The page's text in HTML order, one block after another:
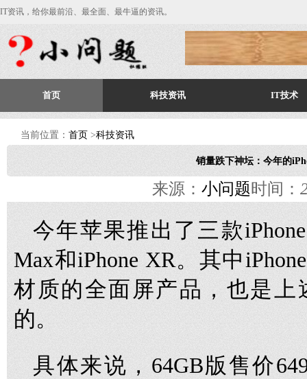
IT资讯，给你最前沿、最全面、最牛逼的资讯。
首页 科技资讯 IT技术
当前位置： 首页 >科技资讯
销量跌下神坛：今年的
来源： 小问题时间：
今年苹果推出了三款
Max和iPhone XR。其中
材质的全面屏产品，也是上
的。
具体来说，64GB版售价